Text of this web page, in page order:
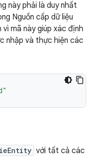
này phải là duy nhất
Nguồn cấp dữ liệu
vì mã này giúp xác định
nhập và thực hiện các
với tất cả các